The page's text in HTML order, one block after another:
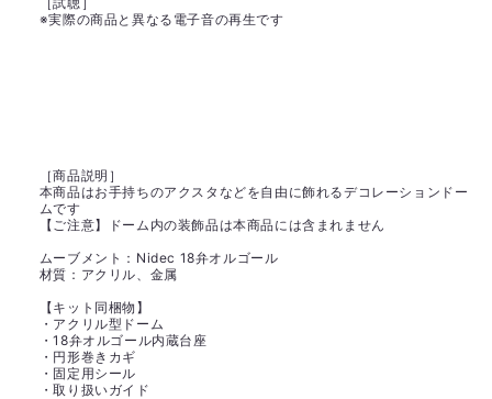
格
※実際の商品と異なる電子音の再生です
［商品説明］
本商品はお手持ちのアクスタなどを自由に飾れるデコレーションドー
ムです
【ご注意】ドーム内の装飾品は本商品には含まれません
ムーブメント：Nidec 18弁オルゴール
材質：アクリル、金属
【キット同梱物】
・アクリル型ドーム
・18弁オルゴール内蔵台座
・円形巻きカギ
・固定用シール
・取り扱いガイド